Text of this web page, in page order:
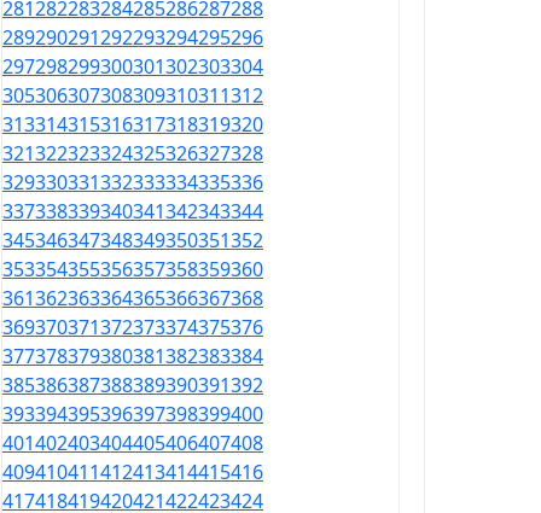
281282283284285286287288
289290291292293294295296
297298299300301302303304
305306307308309310311312
313314315316317318319320
321322323324325326327328
329330331332333334335336
337338339340341342343344
345346347348349350351352
353354355356357358359360
361362363364365366367368
369370371372373374375376
377378379380381382383384
385386387388389390391392
393394395396397398399400
401402403404405406407408
409410411412413414415416
417418419420421422423424